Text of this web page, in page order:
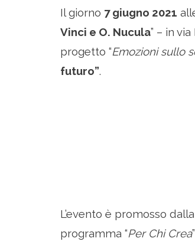
Il giorno 7 giugno 2021
Vinci e O. Nucula” – in
progetto “Emozioni sullo
futuro”.
L’evento è promosso
programma “Per Chi Crea